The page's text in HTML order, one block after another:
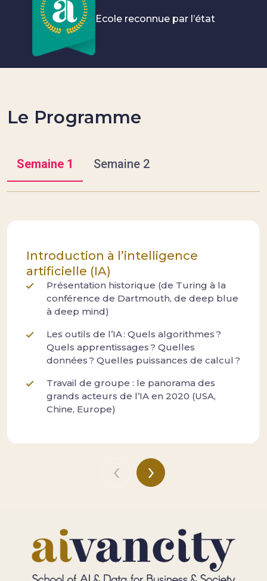
Ecole reconnue par l’état
Le Programme
Semaine 1 Semaine 2
Introduction à l’intelligence
artificielle (IA)
Présentation historique (de Turing à la
conférence de Dartmouth, de deep blue
à deep mind)
Les outils de l’IA : Quels algorithmes ?
Quels apprentissages ? Quelles
données ? Quelles puissances de calcul ?
Travail de groupe : le panorama des
grands acteurs de l’IA en 2020 (USA,
Chine, Europe)
‹ ›